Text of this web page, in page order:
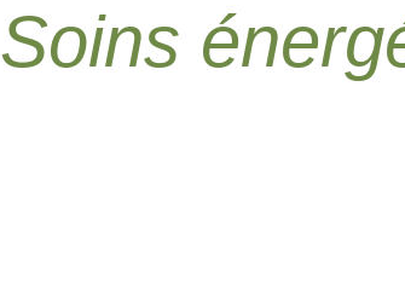
Soins